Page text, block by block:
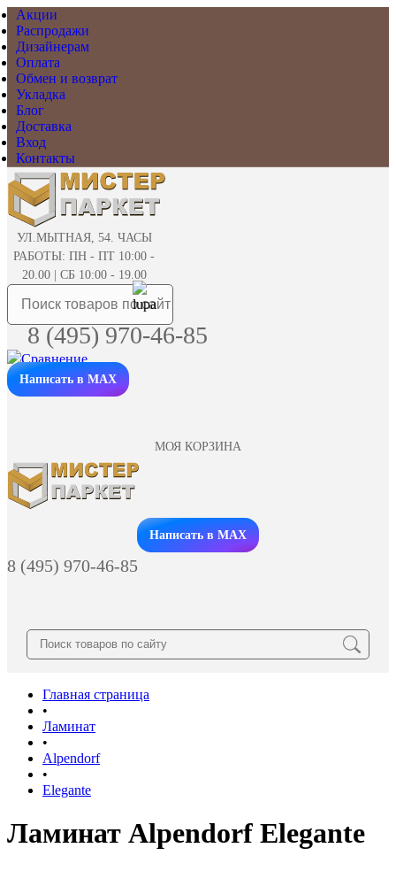
Акции
Распродажи
Дизайнерам
Оплата
Обмен и возврат
Укладка
Блог
Доставка
Вход
Контакты
УЛ.МЫТНАЯ, 54. ЧАСЫ
РАБОТЫ: ПН - ПТ 10:00 -
20.00 | СБ 10:00 - 19.00
8 (495) 970-46-85
Написать в MAX
МОЯ КОРЗИНА
Заказать звонок
Написать в MAX
8 (495) 970-46-85
Главная страница
•
Ламинат
•
Alpendorf
•
Elegante
Ламинат Alpendorf Elegante